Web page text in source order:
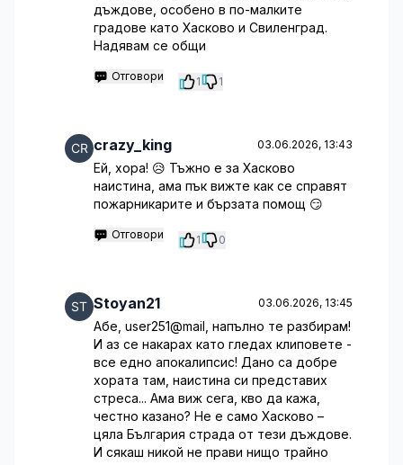
дъждове, особено в по-малките
градове като Хасково и Свиленград.
Надявам се общи
Отговори 1 1
crazy_king 03.06.2026, 13:43
Ей, хора! 😥 Тъжно е за Хасково
наистина, ама пък вижте как се справят
пожарникарите и бързата помощ 😏
Отговори 1 0
Stoyan21 03.06.2026, 13:45
Абе, user251@mail, напълно те разбирам!
И аз се накарах като гледах клиповете -
все едно апокалипсис! Дано са добре
хората там, наистина си представих
стреса... Ама виж сега, кво да кажа,
честно казано? Не е само Хасково –
цяла България страда от тези дъждове.
И сякаш никой не прави нищо трайно